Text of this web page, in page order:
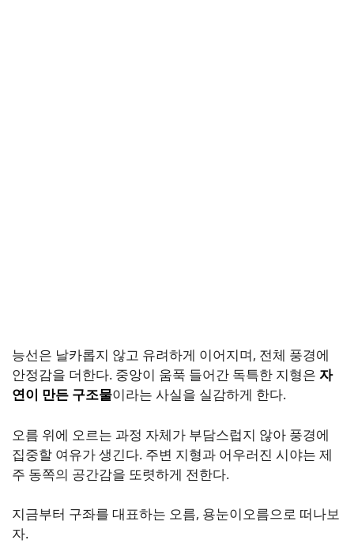
능선은 날카롭지 않고 유려하게 이어지며, 전체 풍경에
안정감을 더한다. 중앙이 움푹 들어간 독특한 지형은 자
연이 만든 구조물이라는 사실을 실감하게 한다.
오름 위에 오르는 과정 자체가 부담스럽지 않아 풍경에
집중할 여유가 생긴다. 주변 지형과 어우러진 시야는 제
주 동쪽의 공간감을 또렷하게 전한다.
지금부터 구좌를 대표하는 오름, 용눈이오름으로 떠나보
자.